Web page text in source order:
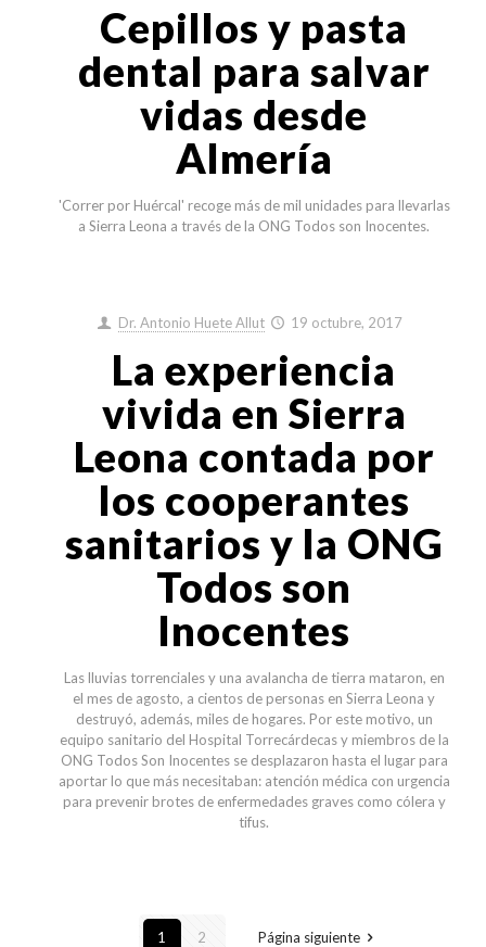
Cepillos y pasta
dental para salvar
vidas desde
Almería
'Correr por Huércal' recoge más de mil unidades para llevarlas
a Sierra Leona a través de la ONG Todos son Inocentes.
Dr. Antonio Huete Allut 19 octubre, 2017
La experiencia
vivida en Sierra
Leona contada por
los cooperantes
sanitarios y la ONG
Todos son
Inocentes
Las lluvias torrenciales y una avalancha de tierra mataron, en
el mes de agosto, a cientos de personas en Sierra Leona y
destruyó, además, miles de hogares. Por este motivo, un
equipo sanitario del Hospital Torrecárdecas y miembros de la
ONG Todos Son Inocentes se desplazaron hasta el lugar para
aportar lo que más necesitaban: atención médica con urgencia
para prevenir brotes de enfermedades graves como cólera y
tifus.
1 2 Página siguiente